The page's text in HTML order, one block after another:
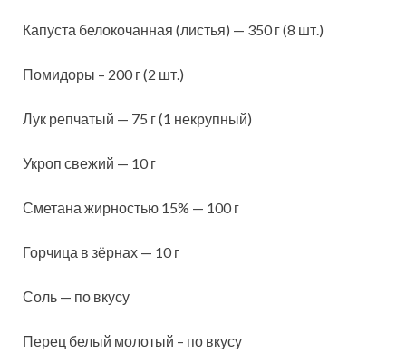
Капуста белокочанная (листья) — 350 г (8 шт.)
Помидоры – 200 г (2 шт.)
Лук репчатый — 75 г (1 некрупный)
Укроп свежий — 10 г
Сметана жирностью 15% — 100 г
Горчица в зёрнах — 10 г
Соль — по вкусу
Перец белый молотый – по вкусу